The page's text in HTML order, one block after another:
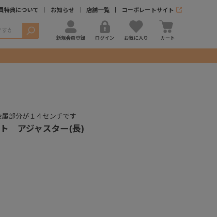
特典について お知らせ 店舗一覧 コーポレートサイト
検索
新規会員登録 ログイン お気に入り カート
部分が１４センチです
アジャスター(長)